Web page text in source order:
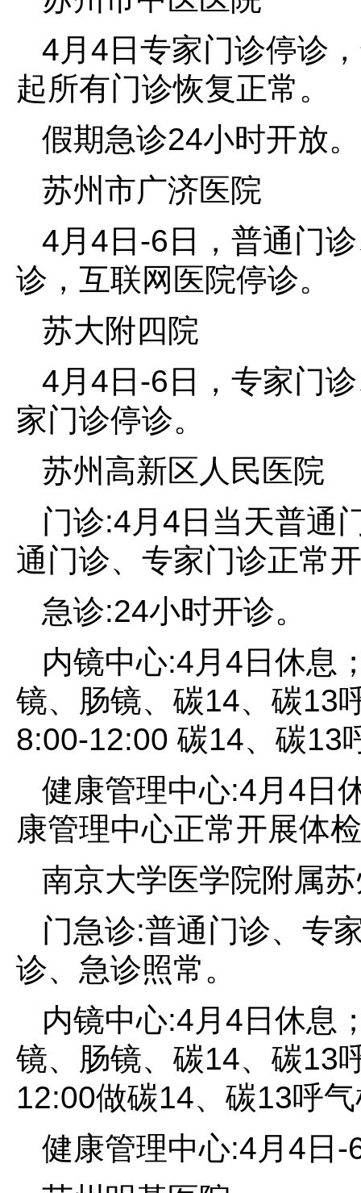
4月4日专家门诊停诊
起所有门诊恢复正常。
假期急诊24小时开放。
苏州市广济医院
4月4日-6日，普通门
诊，互联网医院停诊。
苏大附四院
4月4日-6日，专家门
家门诊停诊。
苏州高新区人民医院
门诊:4月4日当天普通
通门诊、专家门诊正常
急诊:24小时开诊。
内镜中心:4月4日休息
镜、肠镜、碳14、碳13
8:00-12:00 碳14、碳13
健康管理中心:4月4日
康管理中心正常开展体
南京大学医学院附属
门急诊:普通门诊、专
诊、急诊照常。
内镜中心:4月4日休息
镜、肠镜、碳14、碳13
12:00做碳14、碳13呼
健康管理中心:4月4日-